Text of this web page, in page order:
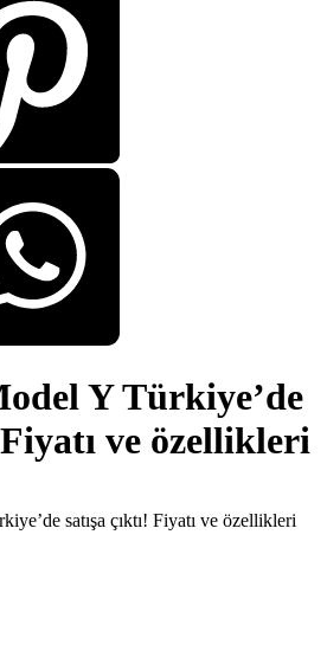
Y Türkiye’de
Fiyatı ve özellikleri